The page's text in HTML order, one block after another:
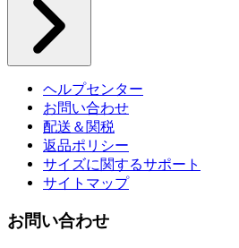
ヘルプセンター
お問い合わせ
配送＆関税
返品ポリシー
サイズに関するサポート
サイトマップ
お問い合わせ